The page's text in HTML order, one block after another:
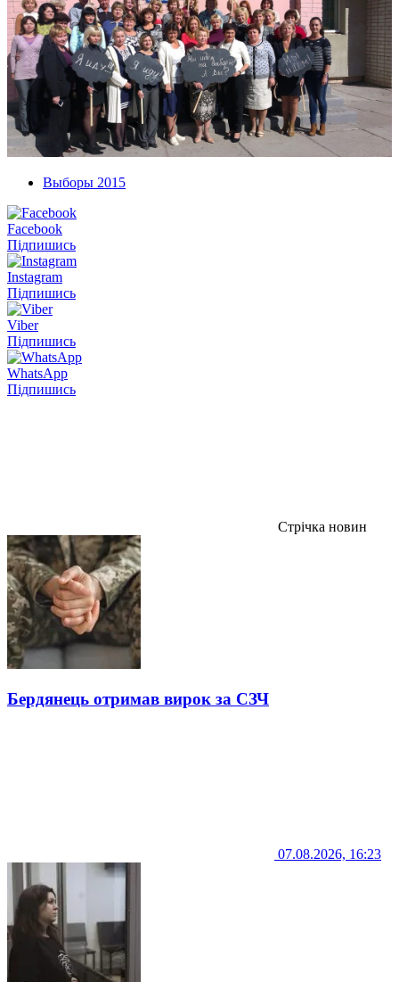
Выборы 2015
Facebook
Підпишись
Instagram
Підпишись
Viber
Підпишись
WhatsApp
Підпишись
Стрічка новин
Бердянець отримав вирок за СЗЧ
07.08.2026, 16:23